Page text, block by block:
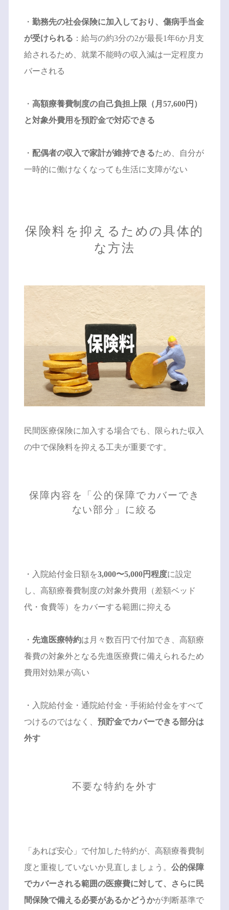
・ 勤務先の社会保険に加入しており、傷病手当金
が受けられる ：給与の約3分の2が最長1年6か月支
給されるため、就業不能時の収入減は一定程度カ
バーされる
・ 高額療養費制度の自己負担上限（月57,600円）
と対象外費用を預貯金で対応できる
・ 配偶者の収入で家計が維持できるため、自分が
一時的に働けなくなっても生活に支障がない
保険料を抑えるための具体的
な方法
民間医療保険に加入する場合でも、限られた収入
の中で保険料を抑える工夫が重要です。
保障内容を「公的保障でカバーでき
ない部分」に絞る
・入院給付金日額を3,000〜5,000円程度に設定
し、高額療養費制度の対象外費用（差額ベッド
代・食費等）をカバーする範囲に抑える
・ 先進医療特約は月々数百円で付加でき、高額療
養費の対象外となる先進医療費に備えられるため
費用対効果が高い
・入院給付金・通院給付金・手術給付金をすべて
つけるのではなく、 預貯金でカバーできる部分は
外す
不要な特約を外す
「あれば安心」で付加した特約が、高額療養費制
度と重複していないか見直しましょう。 公的保障
でカバーされる範囲の医療費に対して、さらに民
間保険で備える必要があるかどうかが判断基準で